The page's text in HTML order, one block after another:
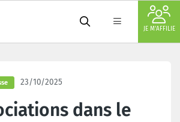
JE M'AFFILIE
23/10/2025
dans le